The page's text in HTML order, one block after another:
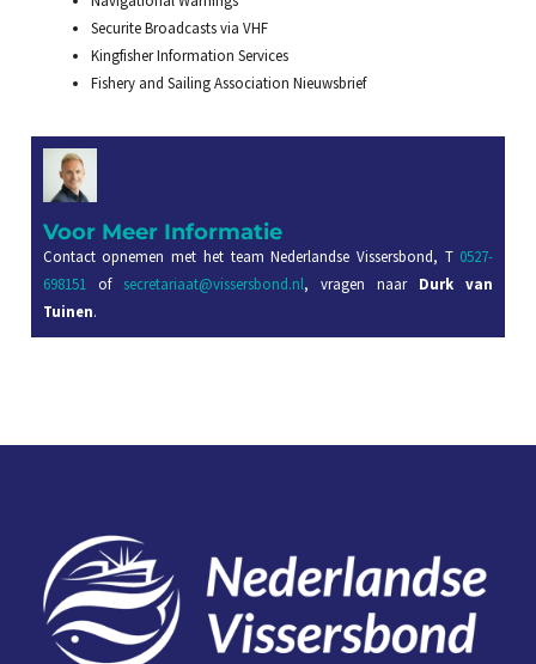
Securite Broadcasts via VHF
Kingfisher Information Services
Fishery and Sailing Association Nieuwsbrief
Voor Meer Informatie
Contact opnemen met het team Nederlandse Vissersbond, T 0527-
698151of secretariaat@vissersbond.nl, vragen naar Durk van
Tuinen.